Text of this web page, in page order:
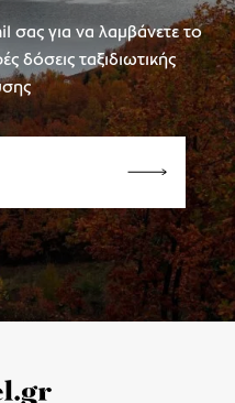
σας για να λαμβάνετε το
δόσεις ταξιδιωτικής